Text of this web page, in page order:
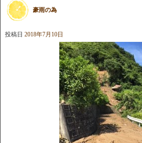
豪雨の為
投稿日 2018年7月10日